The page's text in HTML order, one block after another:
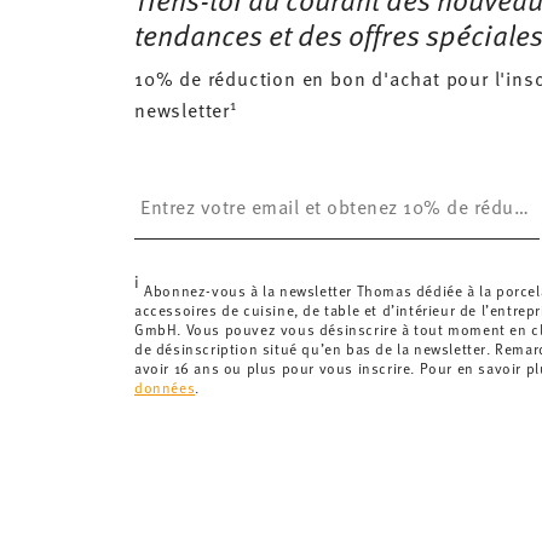
Royaume-Uni :Pour les livraisons au Royaume-Uni,
£. La livraison est offerte.
Suisse : Les livraisons en Suisse sont gratuites à
inférieure à 69,90 CHF, les frais de livraison s'élèvent
5-7 jours ouvrables
Retours :Pour les retours, veuillez utiliser notre
tendances et des offres
10% de réduction en bon d'achat pour
newsletter1
i Abonnez-vous à la newsletter Thomas dédiée à la
accessoires de cuisine, de table et d’intérieur de
GmbH. Vous pouvez vous désinscrire à tout moment en
de désinscription situé qu’en bas de la newsletter.
avoir 16 ans ou plus pour vous inscrire. Pour en savoir
données